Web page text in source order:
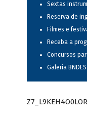
Sextas
Reserva de
Filmes e
Receba a
Concursos
Galeria BNDES